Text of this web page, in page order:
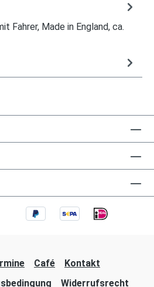
Fahrer, Made in England, ca.
Café
Kontakt
Widerrufsrecht